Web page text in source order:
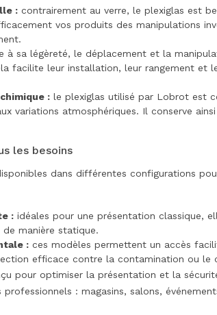
:contrairement au verre, le plexiglas est
vos produits des manipulations
à sa légèreté, le déplacement et la
facilite leur installation, leur rangement
:le plexiglas utilisé par Lobrot est
variations atmosphériques. Il conserve
les besoins
dans différentes configurations
:idéales pour une présentation classique,
manière statique.
:ces modèles permettent un accès
efficace contre la contamination ou le
pour optimiser la présentation et la
: magasins, salons,